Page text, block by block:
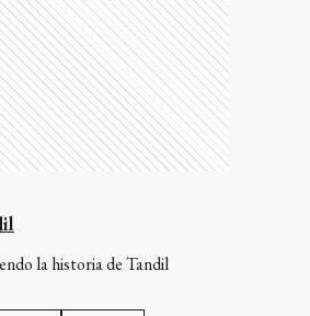
la historia de Tandil